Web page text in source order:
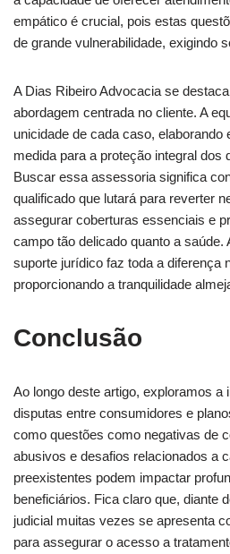
empático é crucial, pois estas
de grande vulnerabilidade, exigindo
A Dias Ribeiro Advocacia se
abordagem centrada no cliente. A
unicidade de cada caso, elaborando
medida para a proteção integral dos
Buscar essa assessoria significa
qualificado que lutará para reverter
assegurar coberturas essenciais e
campo tão delicado quanto a saúde.
suporte jurídico faz toda a diferença
proporcionando a tranquilidade
Conclusão
Ao longo deste artigo, exploramos a
disputas entre consumidores e
como questões como negativas de
abusivos e desafios relacionados a
preexistentes podem impactar
beneficiários. Fica claro que, diante
judicial muitas vezes se apresenta
para assegurar o acesso a